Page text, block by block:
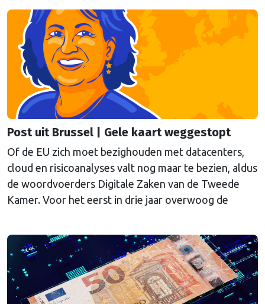
belangrijke sectoren plat komen te liggen bij
verstoringen, zoals natuurrampen of aanslagen. De
Eerste en Tweede Kamer hebben inmiddels
ingestemd met de wetten (Wet Weerbaarheid …
Continued
Post uit Brussel | Gele kaart weggestopt
Of de EU zich moet bezighouden met datacenters,
cloud en risicoanalyses valt nog maar te bezien, aldus
de woordvoerders Digitale Zaken van de Tweede
Kamer. Voor het eerst in drie jaar overwoog de